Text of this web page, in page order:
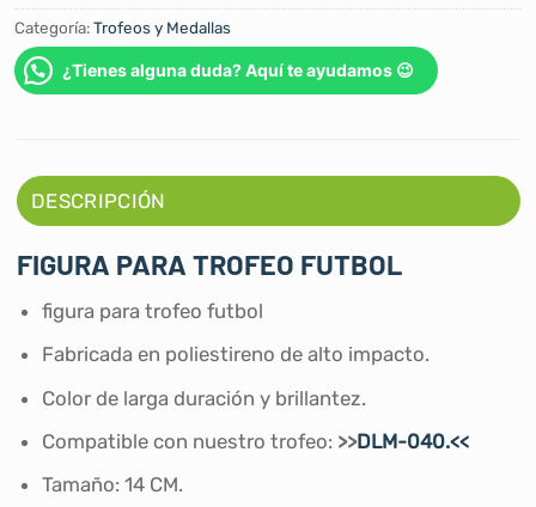
Categoría:Trofeos y Medallas
¿Tienes alguna duda? Aquí te ayudamos 😉
DESCRIPCIÓN
FIGURA PARA TROFEO FUTBOL
figura para trofeo futbol
Fabricada en poliestireno de alto impacto.
Color de larga duración y brillantez.
Compatible con nuestro trofeo: >>DLM-040.<<
Tamaño: 14 CM.